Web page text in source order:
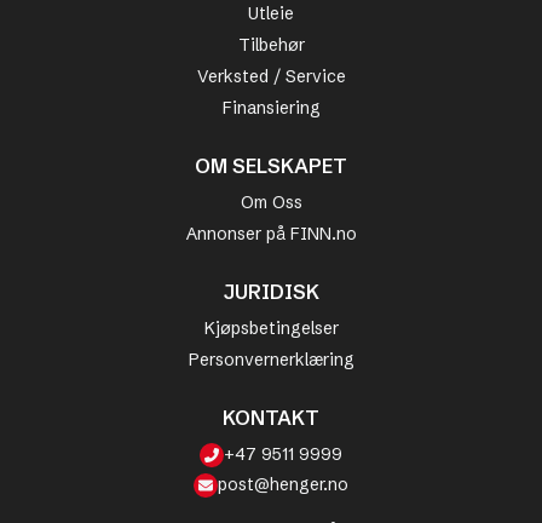
Utleie
Tilbehør
Verksted / Service
Finansiering
OM SELSKAPET
Om Oss
Annonser på FINN.no
JURIDISK
Kjøpsbetingelser
Personvernerklæring
KONTAKT
+47 9511 9999
post@henger.no